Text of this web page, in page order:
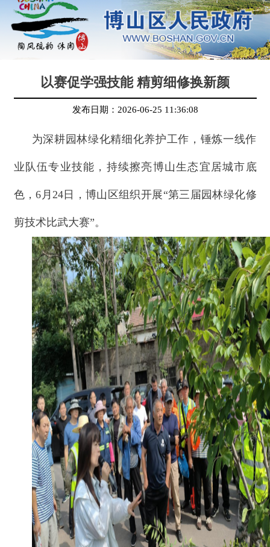
以赛促学强技能 精剪细修换新颜
发布日期： 2026-06-25 11:36:08
为深耕园林绿化精细化养护工作，锤炼一线作
业队伍专业技能，持续擦亮博山生态宜居城市底
色，6月24日，博山区组织开展“第三届园林绿化修
剪技术比武大赛”。